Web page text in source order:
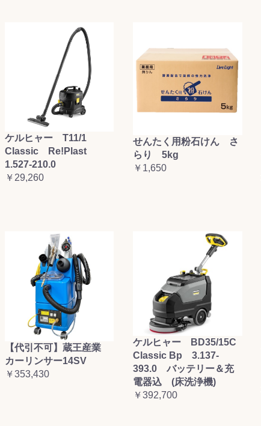
ケルヒャー T11/1
Classic Re!Plast
1.527-210.0
￥29,260
せんたく用粉石けん さ
らり 5kg
￥1,650
【代引不可】蔵王産業
カーリンサー14SV
￥353,430
ケルヒャー BD35/15C
Classic Bp 3.137-
393.0 バッテリー＆充
電器込 (床洗浄機)
￥392,700